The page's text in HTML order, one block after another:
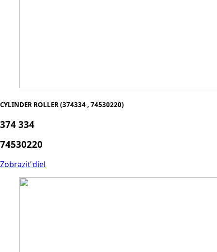
CYLINDER ROLLER (374334 , 74530220)
374 334
74530220
Zobraziť diel